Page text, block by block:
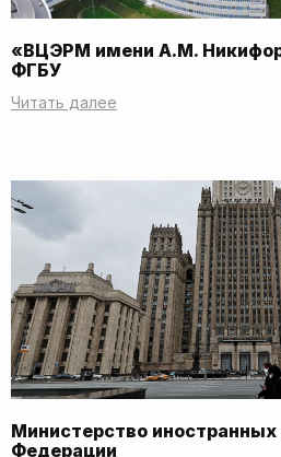
«ВЦЭРМ имени А.М.
ФГБУ
Читать далее
Министерство иностранных
Федерации